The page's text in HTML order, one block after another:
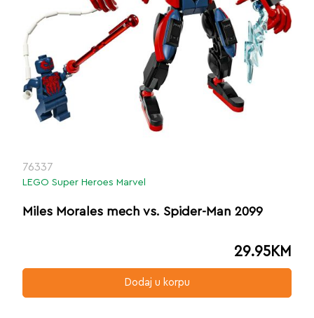
76337
LEGO Super Heroes Marvel
Miles Morales mech vs. Spider-Man 2099
29.95KM
Dodaj u korpu